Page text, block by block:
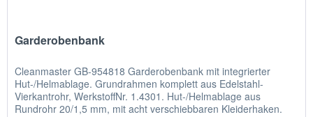
Garderobenbank
Cleanmaster GB-954818 Garderobenbank mit integrierter
Hut-/Helmablage. Grundrahmen komplett aus Edelstahl-
Vierkantrohr, WerkstoffNr. 1.4301. Hut-/Helmablage aus
Rundrohr 20/1,5 mm, mit acht verschiebbaren Kleiderhaken.